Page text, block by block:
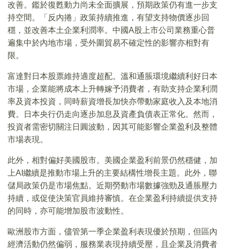
改善。鑑於復甦動力尚未全面擴展，預期政策仍有進一步支
持空間。「反內捲」政策持續推進，有望支持物價逐步回
穩，並改善本土企業利潤率。中國A股上市公司業務重心普
遍集中於內地市場，受外圍貿易不確定性的影響亦相對有
限。
富達對日本股票維持適度超配。溫和通脹環境繼續利好日本
市場，企業能將成本上升轉嫁予消費者，有助支持企業利潤
率及資本投資，同時薪資增長加快亦帶動家庭收入及本地消
費。日本央行仍走向逐步加息及資產負債表正常化。然而，
投資者需密切關注日圓波動，因其可能影響企業盈利及整體
市場表現。
此外，相對偏好美國股市。美國企業盈利前景仍然穩健，加
上AI繼續是推動市場上升的主要結構性增長主題。此外，聯
儲局政策仍是市場焦點。近期勞動市場數據強勁及通脹壓力
持續，或促使決策官員維持審慎。在企業盈利持續提供支持
的同時，亦可能增加股市波動性。
歐洲股市方面，儘管第一季企業盈利表現優於預期，但區內
經濟活動仍然偏弱，服務業表現持續受壓，且企業及消費者